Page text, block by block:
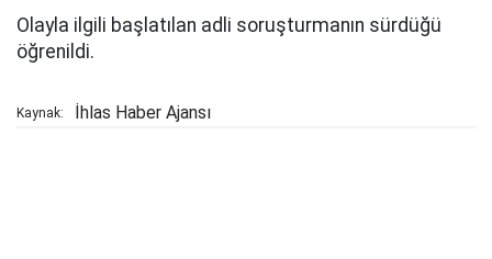
Olayla ilgili başlatılan adli soruşturmanın sürdüğü
öğrenildi.
Kaynak: İhlas Haber Ajansı